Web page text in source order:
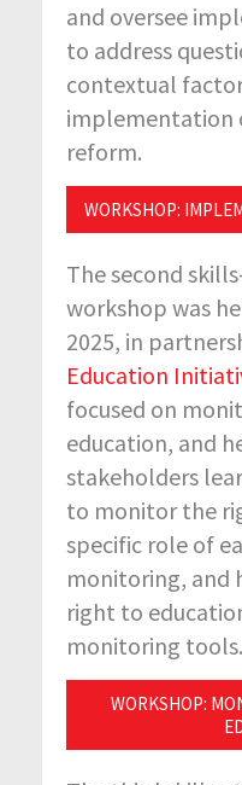
and oversee
to address
contextual
implementation
reform.
WORKSHOP:
The second
workshop was
2025, in
Education
focused on
education, and
stakeholders
to monitor the
specific role of
monitoring, and
right to
monitoring tools.
WORKSHOP: